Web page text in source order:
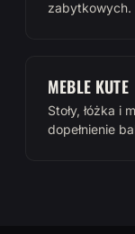
zabytkowych.
MEBLE KUTE
Stoły, łóżka
dopełnienie